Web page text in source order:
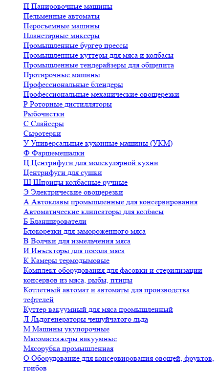
П Панировочные машины
Пельменные автоматы
Перосъемные машины
Планетарные миксеры
Промышленные бургер прессы
Промышленные куттеры для мяса и колбасы
Промышленные тендерайзеры для общепита
Протирочные машины
Профессиональные блендеры
Профессиональные механические овощерезки
Р Роторные дистилляторы
Рыбочистки
С Слайсеры
Сыротерки
У Универсальные кухонные машины (УКМ)
Ф Фаршемешалки
Ц Центрифуги для молекулярной кухни
Центрифуги для сушки
Ш Шприцы колбасные ручные
Э Электрические овощерезки
А Автоклавы промышленные для консервирования
Автоматические клипсаторы для колбасы
Б Бланширователи
Блокорезки для замороженного мяса
В Волчки для измельчения мяса
И Инъекторы для посола мяса
К Камеры термодымовые
Комплект оборудования для фасовки и стерилизации
консервов из мяса, рыбы, птицы
Котлетный автомат и автоматы для производства
тефтелей
Куттер вакуумный для мяса промышленный
Л Льдогенераторы чешуйчатого льда
М Машины укупорочные
Мясомассажеры вакуумные
Мясорубка промышленная
О Оборудование для консервирования овощей, фруктов,
грибов